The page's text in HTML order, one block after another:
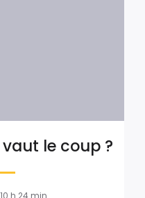
le coup ?
10 h 24 min